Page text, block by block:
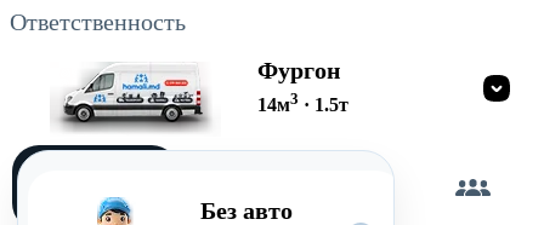
Ответственность
Фургон
14м3 · 1.5т
Без авто